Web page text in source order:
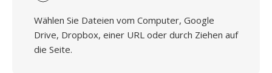
Wählen Sie Dateien vom Computer, Google
Drive, Dropbox, einer URL oder durch Ziehen auf
die Seite.